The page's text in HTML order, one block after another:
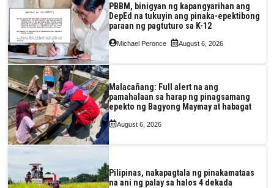
PBBM, binigyan ng kapangyarihan ang
DepEd na tukuyin ang pinaka-epektibong
paraan ng pagtuturo sa K-12
Michael Peronce August 6, 2026
Malacañang: Full alert na ang
pamahalaan sa harap ng pinagsamang
epekto ng Bagyong Maymay at habagat
August 6, 2026
Pilipinas, nakapagtala ng pinakamataas
na ani ng palay sa halos 4 dekada